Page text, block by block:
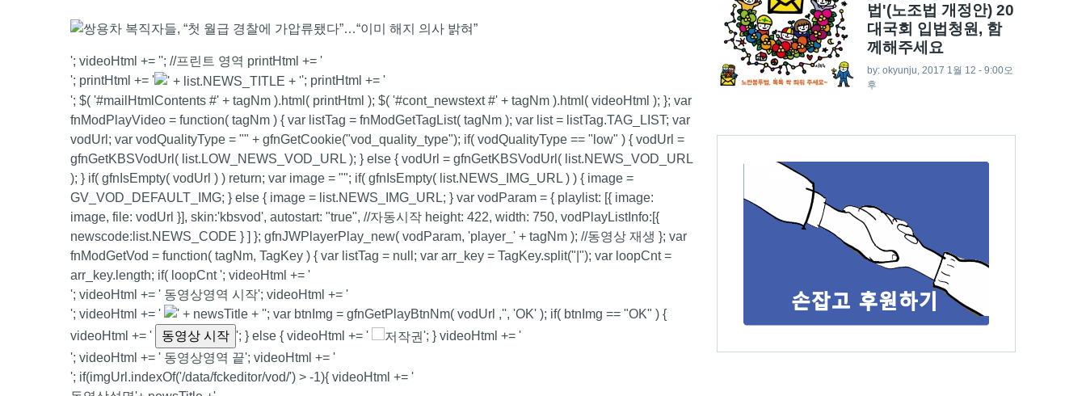
'; videoHtml += ''; //프린트 영역 printHtml += '
'; printHtml += '
'; printHtml += '
'; $( '#mailHtmlContents #' + tagNm ).html( printHtml ); $( '#cont_newstext #' + tagNm ).html( videoHtml ); }; var
fnModPlayVideo = function( tagNm ) { var listTag = fnModGetTagList( tagNm ); var list = listTag.TAG_LIST; var
vodUrl; var vodQualityType = "" + gfnGetCookie("vod_quality_type"); if( vodQualityType == "low" ) { vodUrl =
gfnGetKBSVodUrl( list.LOW_NEWS_VOD_URL ); } else { vodUrl = gfnGetKBSVodUrl( list.NEWS_VOD_URL
); } if( gfnIsEmpty( vodUrl ) ) return; var image = ""; if( gfnIsEmpty( list.NEWS_IMG_URL ) ) { image =
GV_VOD_DEFAULT_IMG; } else { image = list.NEWS_IMG_URL; } var vodParam = { playlist: [{ image:
image, file: vodUrl }], skin:'kbsvod', autostart: "true", //자동시작 height: 422, width: 750, vodPlayListInfo:[{
newscode:list.NEWS_CODE } ] }; gfnJWPlayerPlay_new( vodParam, 'player_' + tagNm ); //동영상 재생 }; var
fnModGetVod = function( tagNm, TagKey ) { var listTag = null; var arr_key = TagKey.split("|"); var loopCnt =
arr_key.length; if( loopCnt '; videoHtml += '
'; videoHtml += ' 동영상영역 시작'; videoHtml += '
'; videoHtml += '
'; var btnImg = gfnGetPlayBtnNm( vodUrl ,'', 'OK' ); if( btnImg == "OK" ) {
videoHtml += '
동영상 시작 '; } else { videoHtml += '
'; } videoHtml += '
'; videoHtml += ' 동영상영역 끝'; videoHtml += '
'; if(imgUrl.indexOf('/data/fckeditor/vod/') > -1){ videoHtml += '
법'(노조법 개정안) 20
대국회 입법청원, 함
께해주세요
by: okyunju, 2017 1월 12 - 9:00오
후